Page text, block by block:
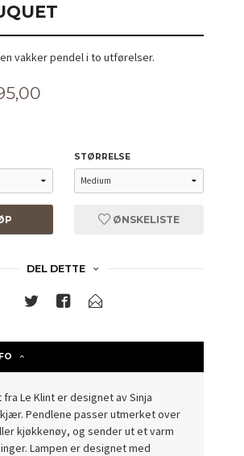
vakker pendel i to utførelser.
STØRRELSE
ØNSKELISTE
DEL DETTE
fra Le Klint er designet av Sinja
Pendlene passer utmerket over
kjøkkenøy, og sender ut et varm
Lampen er designet med